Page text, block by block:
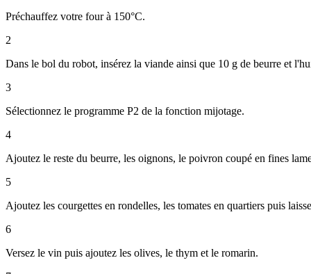
Préchauffez votre four à 150°C.
2
Dans le bol du robot, insérez la viande ainsi que 10 g de beurre et
3
Sélectionnez le programme P2 de la fonction mijotage.
4
Ajoutez le reste du beurre, les oignons, le poivron coupé en fines
5
Ajoutez les courgettes en rondelles, les tomates en quartiers puis
6
Versez le vin puis ajoutez les olives, le thym et le romarin.